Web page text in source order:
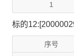
1
标的
序号